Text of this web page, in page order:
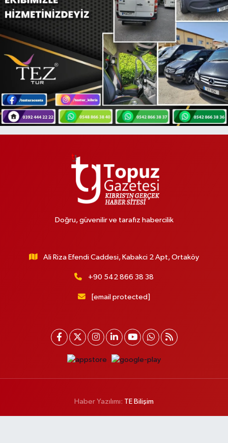
Doğru, güvenilir ve tarafız habercilik
Ali Riza Efendi Caddesi, Kabakci 2 Apt, Ortaköy
+90 542 866 38 38
[email protected]
Haber Yazılımı: TE Bilişim